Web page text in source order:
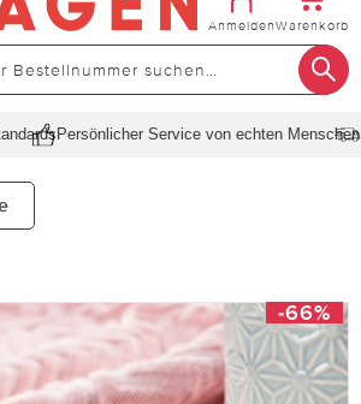
AnmeldenWarenkorb
Persönlicher Service von echten Menschen
-66%